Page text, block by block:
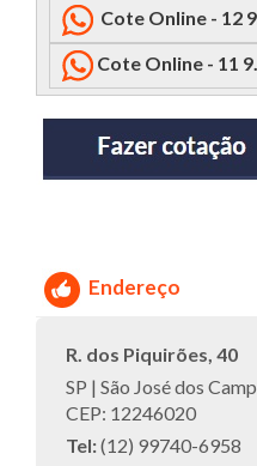
Cote Online - 12
Cote Online - 11
Endereço
R. dos Piquirões, 40
SP | São José dos
CEP: 12246020
Tel:(12) 99740-6958